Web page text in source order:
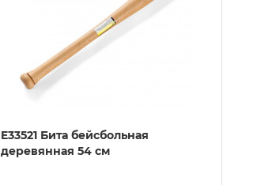
E33521 Бита бейсбольная
деревянная 54 см